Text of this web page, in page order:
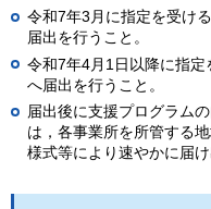
令和7年3月に指定を受け
届出を行うこと。
令和7年4月1日以降に指
へ届出を行うこと。
届出後に支援プログラム
は，各事業所を所管する
様式等により速やかに届け